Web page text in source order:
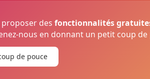
proposer desfonctionnalités
nous en donnant un petit coup de
de pouce